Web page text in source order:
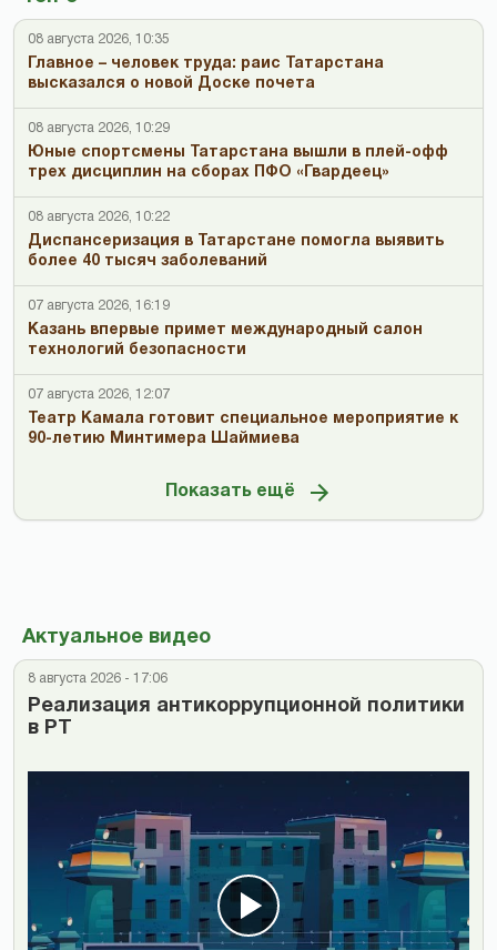
08 августа 2026, 10:35
Главное – человек труда: раис Татарстана
высказался о новой Доске почета
08 августа 2026, 10:29
Юные спортсмены Татарстана вышли в плей-офф
трех дисциплин на сборах ПФО «Гвардеец»
08 августа 2026, 10:22
Диспансеризация в Татарстане помогла выявить
более 40 тысяч заболеваний
07 августа 2026, 16:19
Казань впервые примет международный салон
технологий безопасности
07 августа 2026, 12:07
Театр Камала готовит специальное мероприятие к
90-летию Минтимера Шаймиева
Показать ещё
Актуальное видео
8 августа 2026 - 17:06
Реализация антикоррупционной политики
в РТ